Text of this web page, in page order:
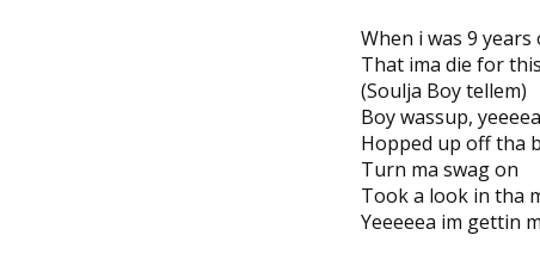
When i was 9
That ima die for
(Soulja Boy tellem)
Boy wassup, yeeeea
Hopped up off tha
Turn ma swag on
Took a look in tha
Yeeeeea im gettin